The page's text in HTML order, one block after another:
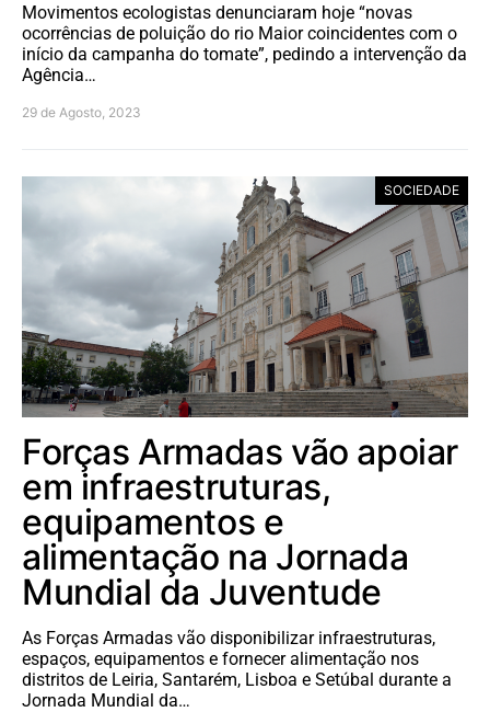
Movimentos ecologistas denunciaram hoje “novas
ocorrências de poluição do rio Maior coincidentes com o
início da campanha do tomate”, pedindo a intervenção da
Agência…
29 de Agosto, 2023
SOCIEDADE
Forças Armadas vão apoiar
em infraestruturas,
equipamentos e
alimentação na Jornada
Mundial da Juventude
As Forças Armadas vão disponibilizar infraestruturas,
espaços, equipamentos e fornecer alimentação nos
distritos de Leiria, Santarém, Lisboa e Setúbal durante a
Jornada Mundial da…